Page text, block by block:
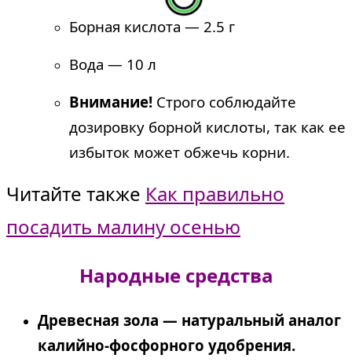
Борная кислота — 2.5 г
Вода — 10 л
Внимание! Строго соблюдайте
дозировку борной кислоты, так как ее
избыток может обжечь корни.
Читайте также Как правильно
посадить малину осенью
Народные средства
Древесная зола — натуральный аналог
калийно-фосфорного удобрения.